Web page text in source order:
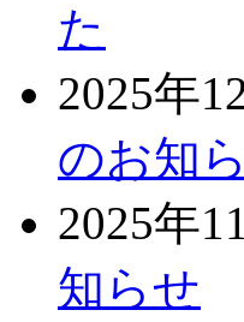
た
2025年
のお知
2025年
知らせ